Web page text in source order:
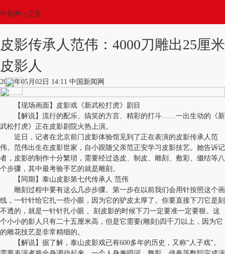
中新网 • 正文
皮影传承人范伟：4000刀雕出25厘米
皮影人
2018年05月02日 14:11 中国新闻网
【现场画面】皮影戏《新武松打虎》剧目
【解说】流行的配乐、搞笑的方言、精彩的打斗……一出生动的《新
武松打虎》正在皮影剧院火热上演。
近日，记者在北京前门皮影体验馆见到了正在表演的皮影传承人范
伟。范伟出生在皮影世家，自小跟随父亲范正安学习皮影技艺。她告诉记
者，皮影的制作十分繁琐，需要经过选皮、制皮、雕刻、敷彩、缀结等八
个步骤，其中最考验手艺的就是雕刻。
【同期】泰山皮影第七代传承人 范伟
雕刻过程中要有这么几步步骤。第一步在以前我们会用针按照这个画
线，一针针给它扎一些小眼，因为它的驴皮太厚了。你要直接下刀它是刻
不透的，就是一针针扎小眼 。刻皮影的时候下刀一定要准一定要狠。这
个小小的影人只有二十五厘米高，但是它需要(雕刻)四千刀以上，因为它
的雕花技艺是非常精细的。
【解说】据了解，泰山皮影戏已有600多年的历史，又称“人子戏”。